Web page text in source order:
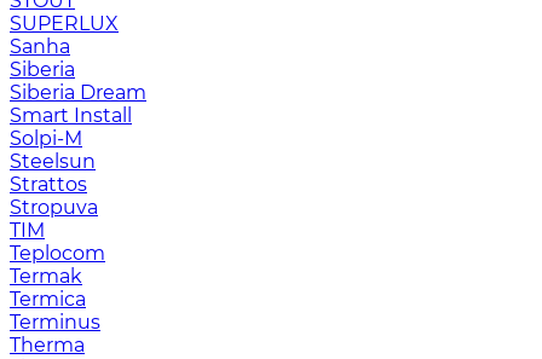
SUPERLUX
Sanha
Siberia
Siberia Dream
Smart Install
Solpi-M
Steelsun
Strattos
Stropuva
TIM
Teplocom
Termak
Termica
Terminus
Therma